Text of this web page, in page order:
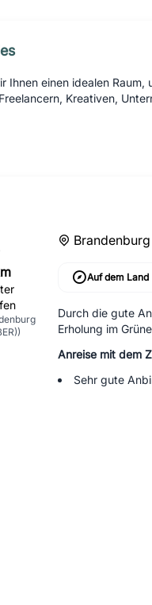
Ihnen einen idealen
Kreativen,
Brandenburg
Auf dem Land
Durch die gute
Erholung im
Anreise mit dem
Sehr gute